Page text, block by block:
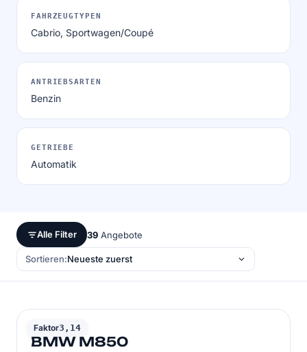
FAHRZEUGTYPEN
Cabrio, Sportwagen/Coupé
ANTRIEBSARTEN
Benzin
GETRIEBE
Automatik
Alle Filter 39 Angebote
Sortieren:
Faktor3,14
BMW
BMW M850